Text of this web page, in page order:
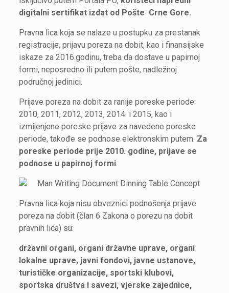
digitalni sertifikat izdat od Pošte Crne Gore.
Pravna lica koja se nalaze u postupku za prestanak
registracije, prijavu poreza na dobit, kao i finansijske
iskaze za 2016.godinu, treba da dostave u papirnoj
formi, neposredno ili putem pošte, nadležnoj
područnoj jedinici.
Prijave poreza na dobit za ranije poreske periode:
2010, 2011, 2012, 2013, 2014. i 2015, kao i
izmijenjene poreske prijave za navedene poreske
periode, takođe se podnose elektronskim putem. Za
poreske periode prije 2010. godine, prijave se
podnose u papirnoj formi.
Pravna lica koja nisu obveznici podnošenja prijave
poreza na dobit (član 6 Zakona o porezu na dobit
pravnih lica) su:
državni organi, organi državne uprave, organi
lokalne uprave, javni fondovi, javne ustanove,
turističke organizacije, sportski klubovi,
sportska društva i savezi, vjerske zajednice,